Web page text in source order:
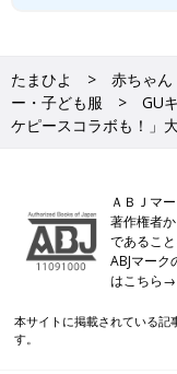
し
心
員
今
た
力
だ
GUのふんわりアイ
っているものばかり
おくと◎。寒い時期
(文・水川ちさ)
たまひよ 赤ちゃん
ー・子ども服
GU
ケピースコラボも！」
ＡＢＪマ
著作権者
であるこ
ABJマーク
はこち
本サイトに掲載されている記
す。